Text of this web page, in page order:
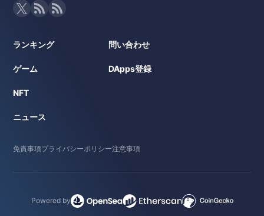
ランキング
ゲーム
NFT
ニュース
問い合わせ
DApps登録
免責事項プライバシーポリシー注意事項
Powered by